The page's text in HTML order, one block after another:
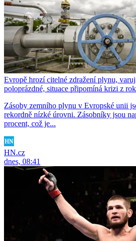
Evropě hrozí citelné zdražení plynu,
poloprázdné, situace připomíná krizi z
Zásoby zemního plynu v Evropské unii
rekordně nízké úrovni. Zásobníky jsou
procent, což je...
HN.cz
dnes, 08:41